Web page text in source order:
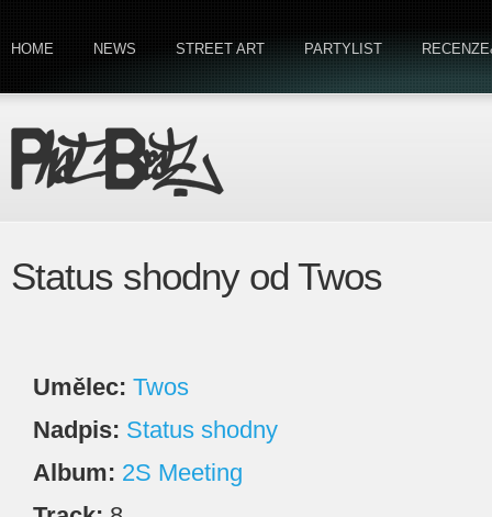
HOME NEWS STREET ART PARTYLIST
Status shodny od Twos
Umělec: Twos
Nadpis: Status shodny
Album: 2S Meeting